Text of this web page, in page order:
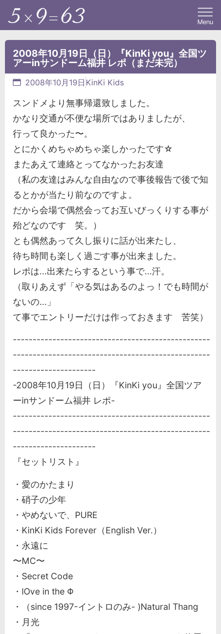
Menu
2008年10月19日（日）『KinKi you』全国ツ
アーinサンドーム福井 レポ（まだ未完）
2008年10月19日 KinKi Kids
スンドメより無事帰還致しました。
かなり交通が不便な場所ではありましたが、
行って良かった〜。
とにかくめちゃめちゃ楽しかったです☆
またあえて連絡とってなかったお友達
（私の友達はみんな自由なので事後報告で後で知
るとかが当たり前なのですよ。
だから会場で偶然会ってお互いびっくりする事が
殆どなのです 笑。）
とも偶然あって久し振りに話が出来たし、
待ち時間も楽しく過ごす事が出来ました。
レポは...出来たらするという事で...汗。
（取りあえず「やる気はあるのよっ！でも時間が
ないの...」
て事でエントリーだけは作っておきます 苦笑）
--------------------------------------------------
--------------------------------------------------
---------------------
-2008年10月19日（日）『KinKi you』全国ツア
ーinサンドーム福井 レポ-
--------------------------------------------------
--------------------------------------------------
---------------------
『セットリスト』
・愛のかたまり
・硝子の少年
・やめないで、PURE
・KinKi Kids Forever（English Ver.）
・永遠に
〜MC〜
・Secret Code
・lOve in the Φ
・（since 1997-イントロのみ- )Natural Thang
・月光